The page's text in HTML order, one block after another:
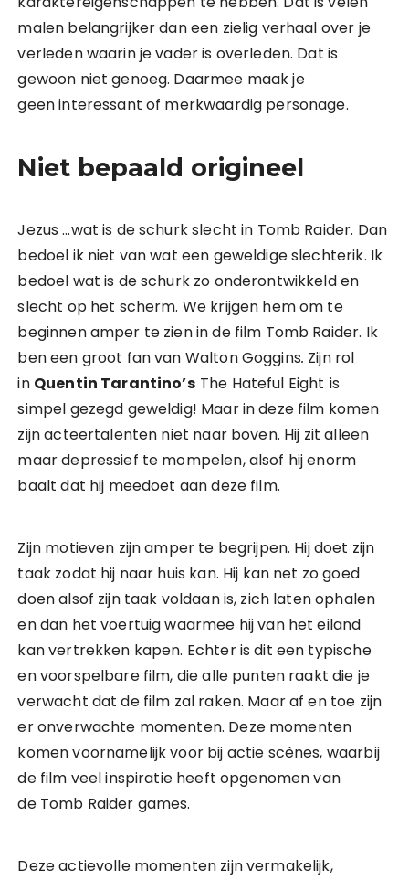
malen belangrijker dan een zielig verhaal over je
verleden waarin je vader is overleden. Dat is
gewoon niet genoeg. Daarmee maak je
geen interessant of merkwaardig personage.
Niet bepaald origineel
Jezus …wat is de schurk slecht in Tomb Raider. Dan
bedoel ik niet van wat een geweldige slechterik. Ik
bedoel wat is de schurk zo onderontwikkeld en
slecht op het scherm. We krijgen hem om te
beginnen amper te zien in de film Tomb Raider. Ik
ben een groot fan van Walton Goggins. Zijn rol
in Quentin Tarantino’s The Hateful Eight is
simpel gezegd geweldig! Maar in deze film komen
zijn acteertalenten niet naar boven. Hij zit alleen
maar depressief te mompelen, alsof hij enorm
baalt dat hij meedoet aan deze film.
Zijn motieven zijn amper te begrijpen. Hij doet zijn
taak zodat hij naar huis kan. Hij kan net zo goed
doen alsof zijn taak voldaan is, zich laten ophalen
en dan het voertuig waarmee hij van het eiland
kan vertrekken kapen. Echter is dit een typische
en voorspelbare film, die alle punten raakt die je
verwacht dat de film zal raken. Maar af en toe zijn
er onverwachte momenten. Deze momenten
komen voornamelijk voor bij actie scènes, waarbij
de film veel inspiratie heeft opgenomen van
de Tomb Raider games.
Deze actievolle momenten zijn vermakelijk,